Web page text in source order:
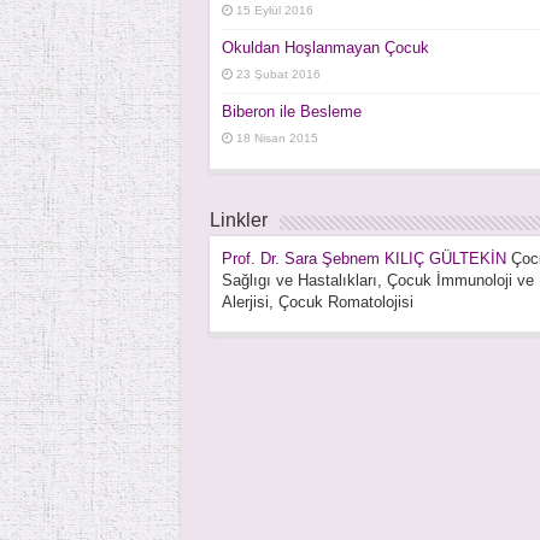
15 Eylül 2016
Okuldan Hoşlanmayan Çocuk
23 Şubat 2016
Biberon ile Besleme
18 Nisan 2015
Linkler
Prof. Dr. Sara Şebnem KILIÇ GÜLTEKİN
Sağlıgı ve Hastalıkları, Çocuk İmmunoloji ve
Alerjisi, Çocuk Romatolojisi